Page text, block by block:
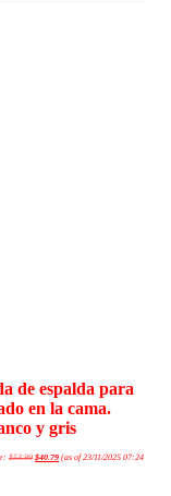
de espalda para
en la cama.
y gris
$53.99 $40.79 (as of 23/11/2025 07:24